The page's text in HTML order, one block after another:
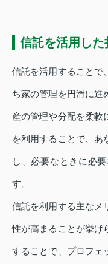
信託を活用し
信託を活用することで
ち家の管理を円滑に進
産の管理や分配を柔軟
を利用することで、あ
し、必要なときに必
す。
信託を利用する主なメ
性が高まることが挙げ
することで、プロフェ